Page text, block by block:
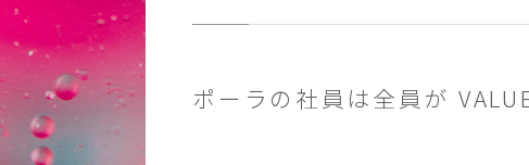
独自価値
Sota
Katsumata
顧客戦略部
Okuyama
Yashiro
よくある質問 ENTRY
募集要項
ポーラの社員は全員が VALUE